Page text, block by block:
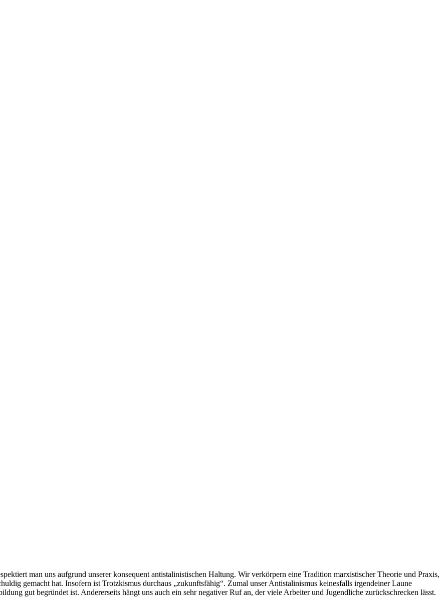
man uns aufgrund unserer konsequent antistalinistischen Haltung. Wir verkörpern eine Tradition marxistischer Theorie und Praxis,
gemacht hat. Insofern ist Trotzkismus durchaus „zukunftsfähig“. Zumal unser Antistalinismus keinesfalls irgendeiner Laune
gut begründet ist. Andererseits hängt uns auch ein sehr negativer Ruf an, der viele Arbeiter und Jugendliche zurückschrecken lässt.